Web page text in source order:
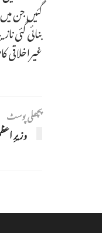
گئیں جن
بنائی گئی
پچھلی پوسٹ
وزیرِ